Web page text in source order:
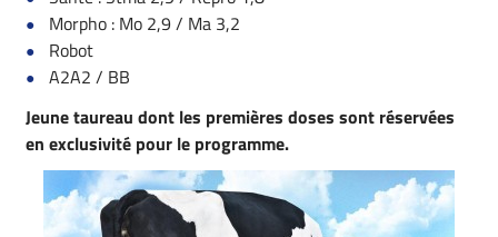
Morpho : Mo 2,9 / Ma 3,2
Robot
A2A2 / BB
Jeune taureau dont les premières doses sont réservées
en exclusivité pour le programme.